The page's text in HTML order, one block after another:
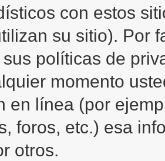
con estos
su sitio). Por
políticas de
momento
en línea (por
foros, etc.) esa
otros.